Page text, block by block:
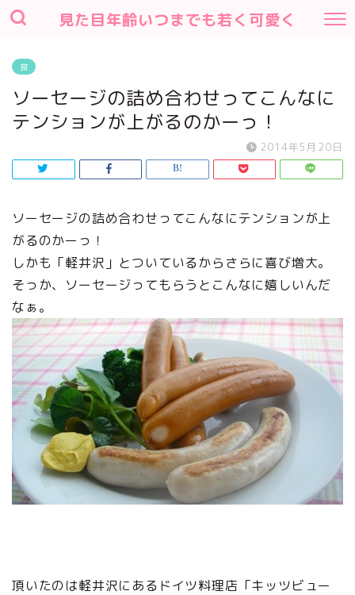
見た目年齢いつまでも若く可愛く
食
ソーセージの詰め合わせってこんなに
テンションが上がるのかーっ！
2014年5月20日
ソーセージの詰め合わせってこんなにテンションが上
がるのかーっ！
しかも「軽井沢」とついているからさらに喜び増大。
そっか、ソーセージってもらうとこんなに嬉しいんだ
なぁ。
頂いたのは軽井沢にあるドイツ料理店「キッツビュー